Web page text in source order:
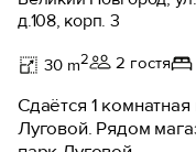
д.108, корп. 3
30 m2 2 гостя
Сдаётся 1
Луговой. Рядом